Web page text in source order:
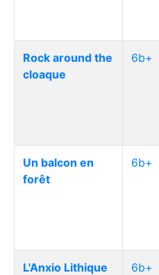
Rock around the
cloaque
6b+
Un balcon en
forêt
6b+
L'Anxio Lithique 6b+